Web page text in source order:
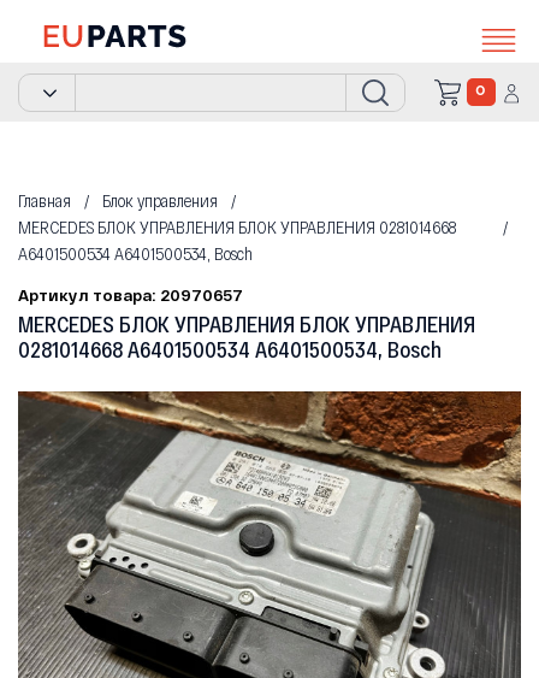
0
Главная
Блок управления
MERCEDES БЛОК УПРАВЛЕНИЯ БЛОК УПРАВЛЕНИЯ 0281014668
A6401500534 A6401500534, Bosch
Артикул товара: 20970657
MERCEDES БЛОК УПРАВЛЕНИЯ БЛОК УПРАВЛЕНИЯ
0281014668 A6401500534 A6401500534, Bosch